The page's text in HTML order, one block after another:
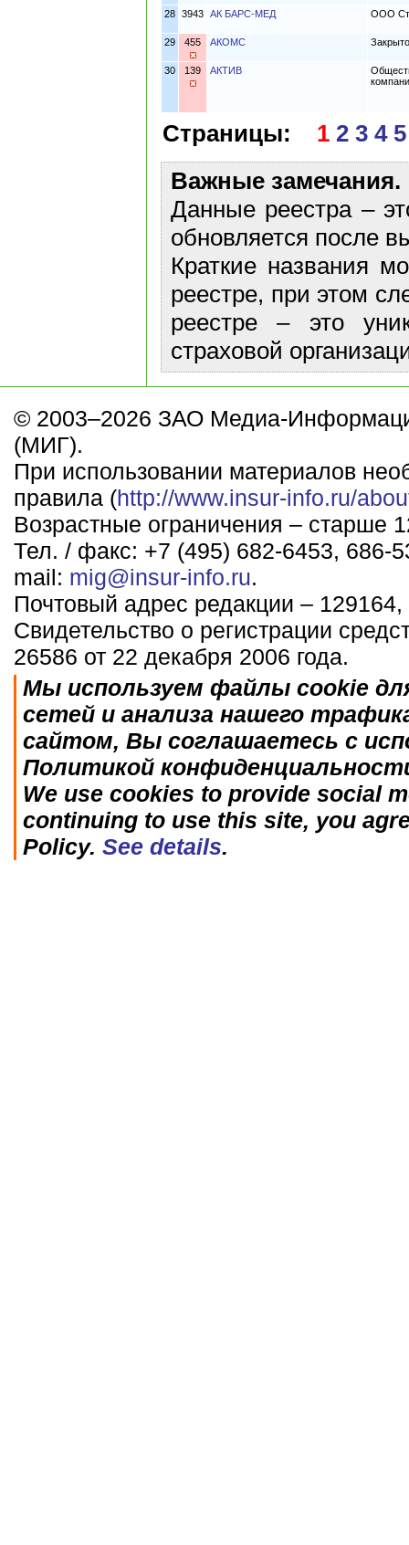
28 3943 АК БАРС-МЕД ООО
29 455 АКОМС
30 139 АКТИВ
Страницы: 1 2 3 4 5
Важные замечания.
Данные реестра –
обновляется после
Краткие названия
реестре, при этом
реестре – это
страховой
© 2003–2026 ЗАО Медиа-
(МИГ).
При использовании материалов
правила (http://www.insur-info.ru/
Возрастные ограничения – старше
Тел. / факс: +7 (495) 682-6453, 686-
mail: mig@insur-info.ru.
Почтовый адрес редакции –
Свидетельство о регистрации
26586 от 22 декабря 2006 года.
Мы используем файлы cookie
сетей и анализа нашего
сайтом, Вы соглашаетесь с
Политикой
We use cookies to provide social
continuing to use this site, you
Policy. See details.